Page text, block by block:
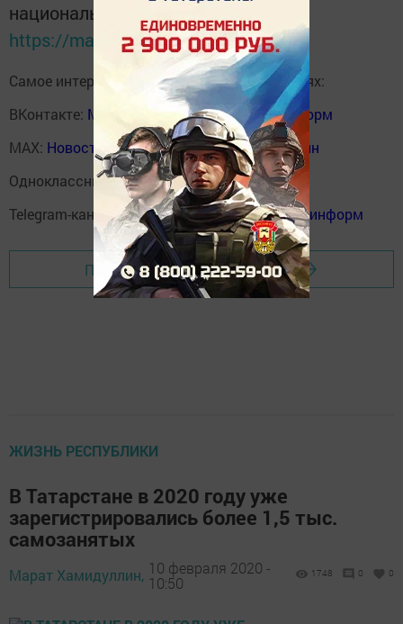
национальном мессенджере MАХ:
https://max.ru/tatmedia
Самое интересное в наших социальных сетях:
ВКонтакте: Мензелинск news - Мензеля-информ
MAX: Новости Мензелинска - Мензеля онлайн
Одноклассники:ok.ru/menzelinsk
Telegram-канал:Мензелинск news - Мензеля-информ
Перейти на страницу новости
ЖИЗНЬ РЕСПУБЛИКИ
В Татарстане в 2020 году уже
зарегистрировались более 1,5 тыс.
самозанятых
Марат Хамидуллин, 10 февраля 2020 -
10:50
1748 0 0